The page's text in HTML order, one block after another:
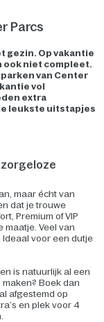
Parcs
gezin. Op vakantie
ook niet compleet.
parken van Center
vol
extra
leukste uitstapjes
zorgeloze
maar écht van
dat je trouwe
Premium of VIP
Veel van
voor een dutje
is natuurlijk al een
Boek dan
afgestemd op
en plek voor 4